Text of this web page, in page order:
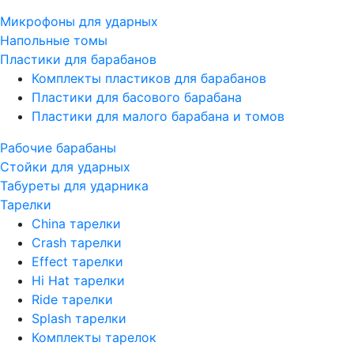
Микрофоны для ударных
Напольные томы
Пластики для барабанов
Комплекты пластиков для барабанов
Пластики для басового барабана
Пластики для малого барабана и томов
Рабочие барабаны
Стойки для ударных
Табуреты для ударника
Тарелки
China тарелки
Crash тарелки
Effect тарелки
Hi Hat тарелки
Ride тарелки
Splash тарелки
Комплекты тарелок